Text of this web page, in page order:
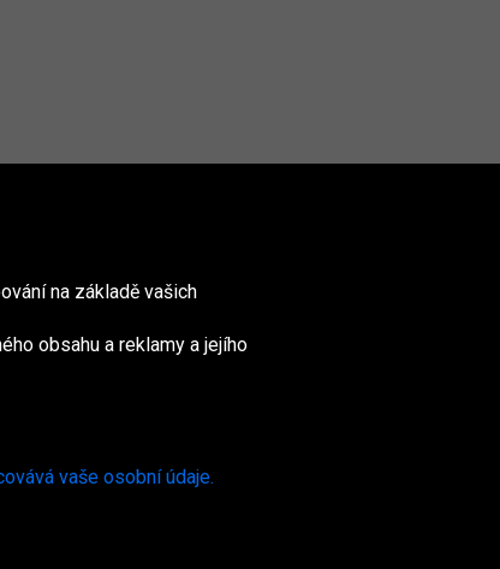
na základě vašich
obsahu a reklamy a jejího
vaše osobní údaje.